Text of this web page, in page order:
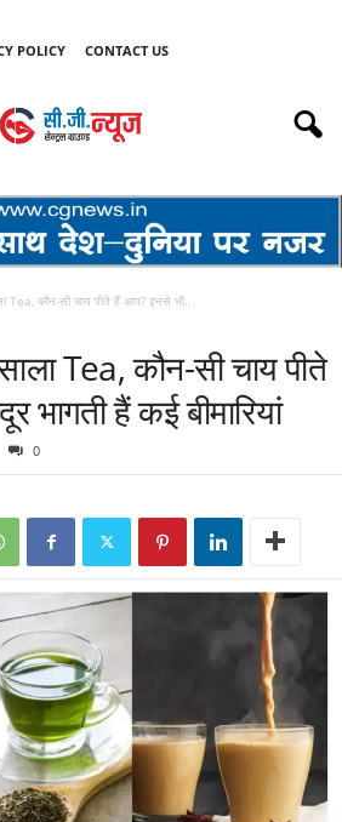
POLICY CONTACT US
Tea, कौन-सी चाय पीते हैं आप? इनसे भी...
Tea, कौन-सी चाय पीते
भागती हैं कई बीमारियां
0